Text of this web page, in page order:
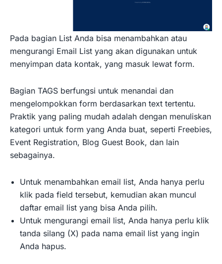
Pada bagian List Anda bisa menambahkan atau
mengurangi Email List yang akan digunakan untuk
menyimpan data kontak, yang masuk lewat form.
Bagian TAGS berfungsi untuk menandai dan
mengelompokkan form berdasarkan text tertentu.
Praktik yang paling mudah adalah dengan menuliskan
kategori untuk form yang Anda buat, seperti Freebies,
Event Registration, Blog Guest Book, dan lain
sebagainya.
Untuk menambahkan email list, Anda hanya perlu
klik pada field tersebut, kemudian akan muncul
daftar email list yang bisa Anda pilih.
Untuk mengurangi email list, Anda hanya perlu klik
tanda silang (X) pada nama email list yang ingin
Anda hapus.